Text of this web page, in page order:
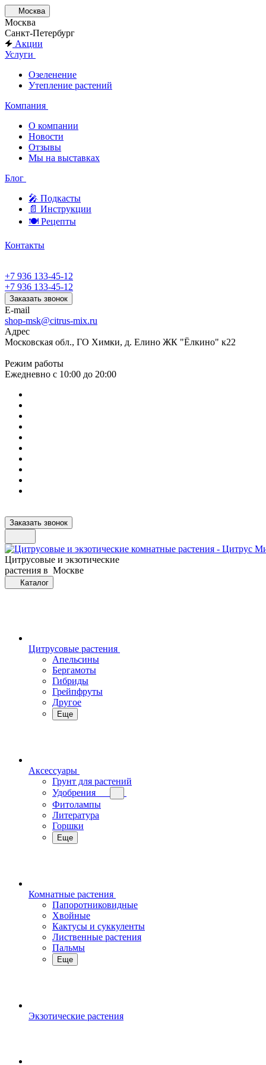
Москва
Москва
Санкт-Петербург
Акции
Услуги
Озеленение
Утепление растений
Компания
О компании
Новости
Отзывы
Мы на выставках
Блог
🎤︎︎ Подкасты
📄 Инструкции
🍽 Рецепты
Контакты
+7 936 133-45-12
+7 936 133-45-12
Заказать звонок
E-mail
shop-msk@citrus-mix.ru
Адрес
Московская обл., ГО Химки, д. Елино ЖК "Ёлкино" к22
Режим работы
Ежедневно с 10:00 до 20:00
Заказать звонок
Цитрусовые и экзотические
растения в Москве
Каталог
Цитрусовые растения
Апельсины
Бергамоты
Гибриды
Грейпфруты
Другое
Еще
Аксессуары
Грунт для растений
Удобрения
Фитолампы
Литература
Горшки
Еще
Комнатные растения
Папоротниковидные
Хвойные
Кактусы и суккуленты
Лиственные растения
Пальмы
Еще
Экзотические растения